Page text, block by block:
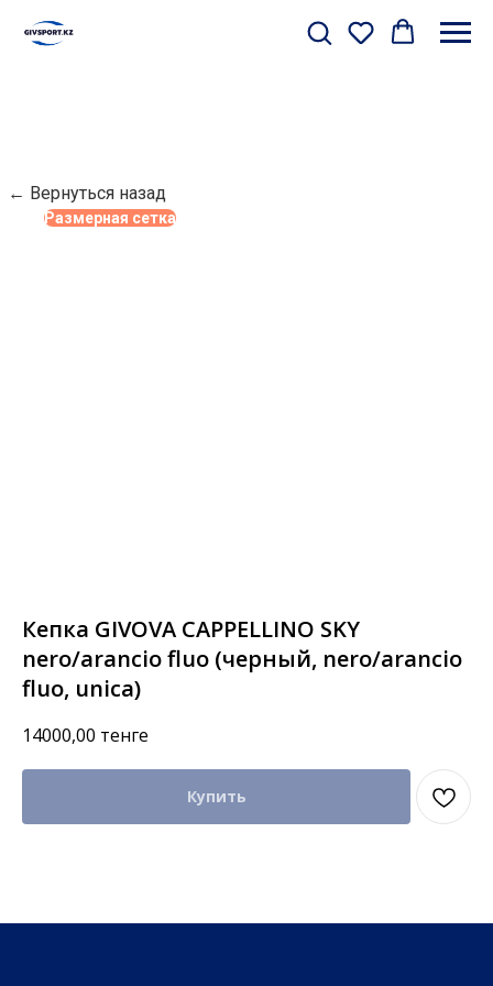
← Вернуться назад
Размерная сетка
Кепка GIVOVA CAPPELLINO SKY
nero/arancio fluo (черный, nero/arancio
fluo, unica)
14000,00 тенге
Купить